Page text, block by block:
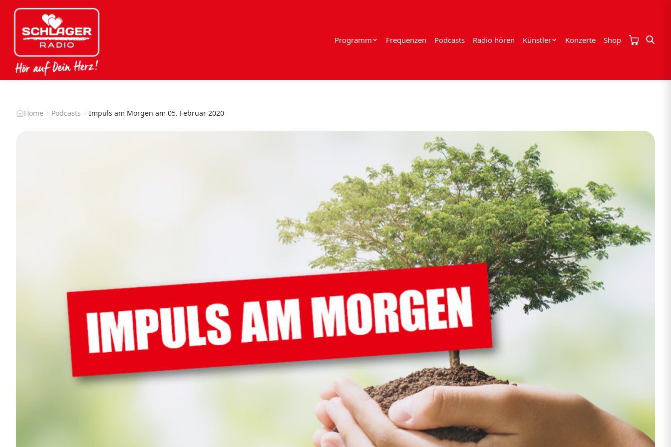
Programm Frequenzen Podcasts Radio hören Künstler Konzerte Shop
Home Podcasts Impuls am Morgen am 05. Februar 2020